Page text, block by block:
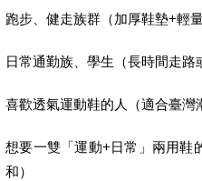
跑步、健走族群（加厚鞋墊+輕
日常通勤族、學生（長時間走路
喜歡透氣運動鞋的人（適合臺灣
想要一雙「運動+日常」兩用鞋
和）